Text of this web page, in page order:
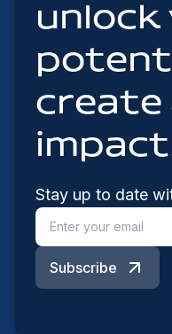
unlock
create
Stay up to date
Subscribe